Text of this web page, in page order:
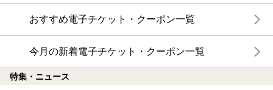
おすすめ電子チケット・クーポン一覧
今月の新着電子チケット・クーポン一覧
特集・ニュース